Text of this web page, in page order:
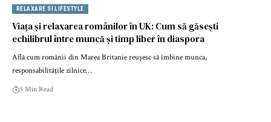
RELAXARE SI LIFESTYLE
Viața și relaxarea românilor în UK: Cum să găsești
echilibrul între muncă și timp liber în diaspora
Află cum românii din Marea Britanie reușesc să îmbine munca,
responsabilitățile zilnice…
5 Min Read